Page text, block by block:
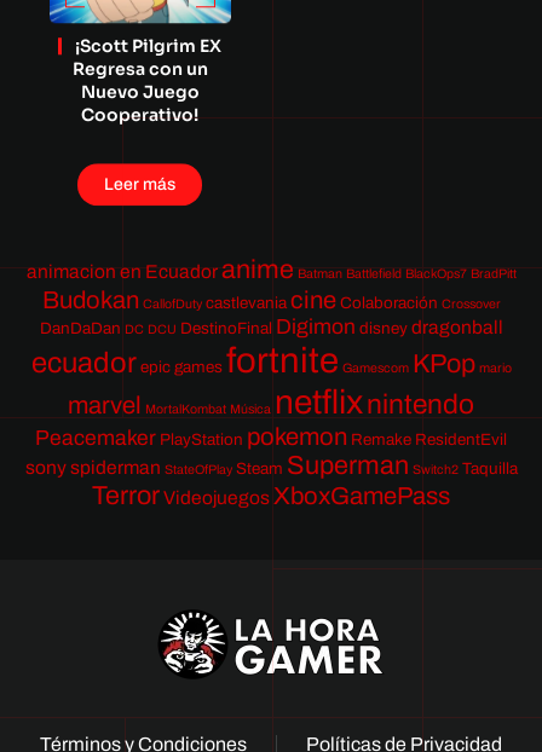
¡Scott Pilgrim EX
Regresa con un
Nuevo Juego
Cooperativo!
Leer más
animacion en Ecuadoranime Batman Battlefield BlackOps7 BradPitt
Budokan CallofDuty castlevania cine Colaboración Crossover
DanDaDan DC DCU DestinoFinal Digimon disney dragonball
ecuador epic games fortnite Gamescom KPop mario
marvel MortalKombat Música netflixnintendo
Peacemaker PlayStation pokemon Remake ResidentEvil
sony spiderman StateOfPlay Steam Superman Switch2 Taquilla
TerrorVideojuegos XboxGamePass
Términos y Condiciones Políticas de Privacidad